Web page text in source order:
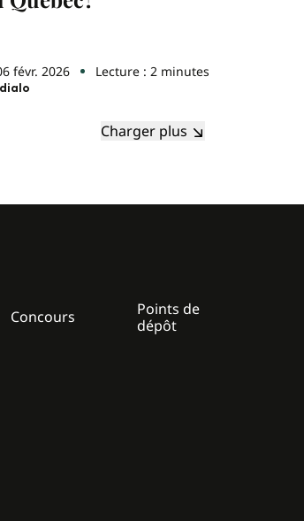
févr. 2026 Lecture : 2 minutes
Charger plus
Concours
Points de
dépôt